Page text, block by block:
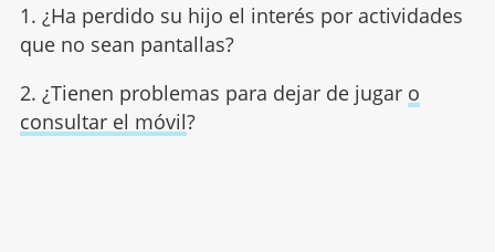
1. ¿Ha perdido su hijo el interés por actividades
que no sean pantallas?
2. ¿Tienen problemas para dejar de jugar o
consultar el móvil?